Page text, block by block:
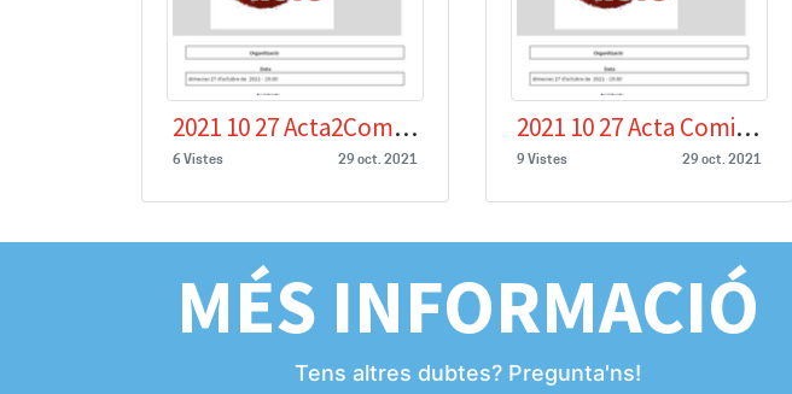
2021 10 27 Acta2Comisio organització.docx
6 Vistes 29 oct. 2021
2021 10 27 Acta Comisio organització.docx
9 Vistes 29 oct. 2021
MÉS INFORMACIÓ
Tens altres dubtes? Pregunta'ns!